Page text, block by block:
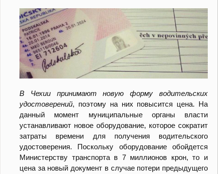
В Чехии принимают новую форму водительских
удостоверений, поэтому на них повысится цена. На
данный момент муниципальные органы власти
устанавливают новое оборудование, которое сократит
затраты времени для получения водительского
удостоверения. Поскольку оборудование обойдется
Министерству транспорта в 7 миллионов крон, то и
цена за новый документ в случае потери предыдущего